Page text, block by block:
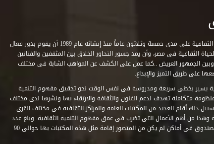
استطاع صندوق التنمية الثقافية على مدى خمسة وثلاثون عاماً منذ إنشائه عام 1989 أن يقوم بدور فعال
الثقافية فى مصر، وأن يمد جسور التحاور الخلاق بين المثقفين والفنانين
الجمهور العريض ..كما عمل على الكشف عن المواهب الشابة فى مختلف
على طريق التميز والإبداع.
يسير بخطى سريعة ومدروسة فى نفس الوقت نحو تحقيق مفهوم التنمية
متكاملة تهدف لدعم الفنون والثقافة والارتقاء بها ونشرها لدى مختلف
ذلك أقام العديد من المكتبات العامة والمراكز الثقافية فى مختلف القرى
وهذا من أهم الأعمال التى تضرب فى عمق مفهوم التنمية الثقافية. وبلغ عدد
المكتبات التى أنشأها الصندوق فى أماكن لم يكن من المتصور إقامة مثل هذه المكتبات بها حوالى 90